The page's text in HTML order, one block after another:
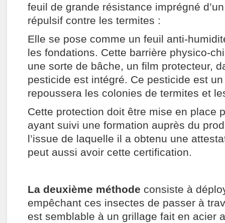
feuil de grande résistance imprégné
répulsif contre les termites :
Elle se pose comme un feuil anti-
les fondations. Cette barrière physico-
une sorte de bâche, un film protecteur,
pesticide est intégré. Ce pesticide est
repoussera les colonies de termites et
Cette protection doit être mise en place
ayant suivi une formation auprès du
l’issue de laquelle il a obtenu une
peut aussi avoir cette certification.
La deuxième méthode consiste à
empêchant ces insectes de passer à
est semblable à un grillage fait en acier